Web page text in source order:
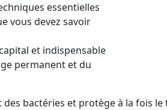
essentielles
vous devez savoir
et indispensable
permanent et du
bactéries et protège à la fois